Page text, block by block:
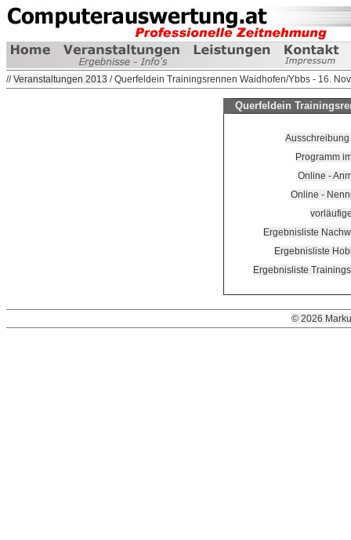
//Veranstaltungen 2013 / Querfeldein Trainingsrennen Waidhofen/Ybbs - 16.
Querfeldein
Ausschreibung
Programm
Online -
Online -
Ergebnisliste
Ergebnisliste
Ergebnisliste
© 2026